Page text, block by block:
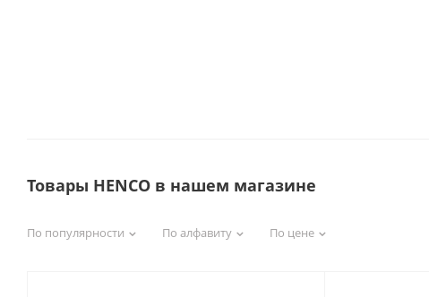
Товары HENCO в нашем магазине
По популярности По алфавиту По цене